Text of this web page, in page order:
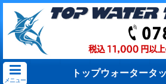
メニュー
トップウォータータ